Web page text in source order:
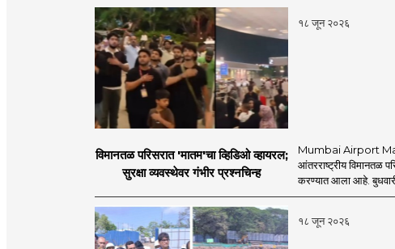
१८ जून २०२६
विमानतळ परिसरात 'मातम'चा व्हिडिओ व्हायरल;
सुरक्षा व्यवस्थेवर गंभीर प्रश्नचिन्ह
Mumbai Airport
आंतरराष्ट्रीय विमानतळ
करण्यात आला आहे. बुधवारी
१८ जून २०२६